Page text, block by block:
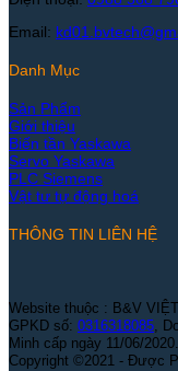
Email:
Danh Mục
Sản Phẩm
Giới thiệu
Biến tần Yaskawa
Servo Yaskawa
PLC Siemens
Vật tư tự động hoá
THÔNG TIN LIÊN HỆ
Website thuộc : B&V
GPKD số: 0316318085,
Minh cấp ngày 11/06/2020.
Copyright ©2021 - Được